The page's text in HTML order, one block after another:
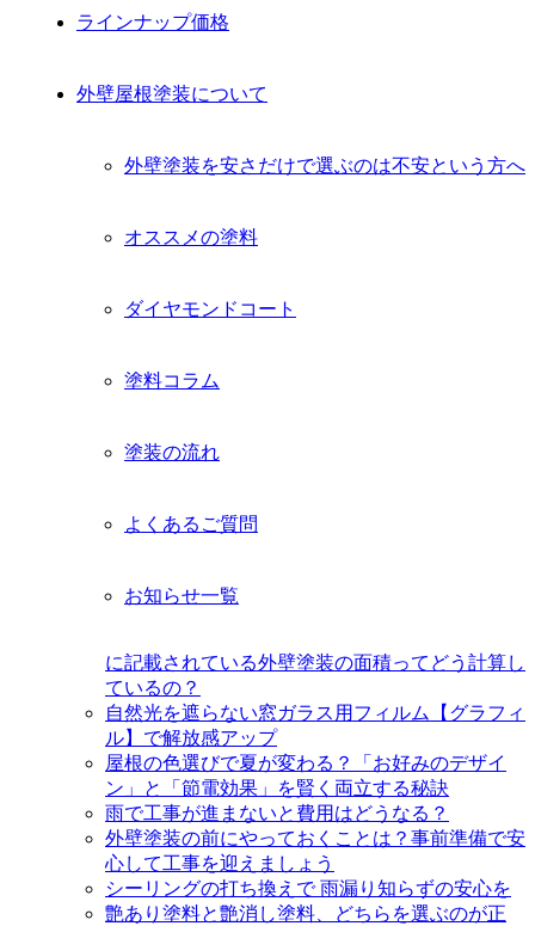
ラインナップ価格
外壁屋根塗装について
外壁塗装を安さだけで選ぶのは不安という方へ
オススメの塗料
ダイヤモンドコート
塗料コラム
塗装の流れ
よくあるご質問
お知らせ一覧
に記載されている外壁塗装の面積ってどう計算し
ているの？
自然光を遮らない窓ガラス用フィルム【グラフィ
ル】で解放感アップ
屋根の色選びで夏が変わる？「お好みのデザイ
ン」と「節電効果」を賢く両立する秘訣
雨で工事が進まないと費用はどうなる？
外壁塗装の前にやっておくことは？事前準備で安
心して工事を迎えましょう
シーリングの打ち換えで 雨漏り知らずの安心を
艶あり塗料と艶消し塗料、どちらを選ぶのが正